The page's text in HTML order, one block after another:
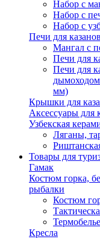
Набор с
Набор с
Набор с
Печи для казанов
Мангал с
Печи для
Печи для
мм)
Крышки для
Аксессуары для
Узбекская
Ляганы,
Товары для
Гамак
Костюм горка,
рыбалки
Костюм
Кресла